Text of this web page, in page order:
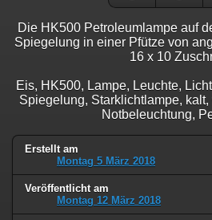
Die HK500 Petroleumlampe auf
Spiegelung in einer Pfütze von
16 x 10
Eis, HK500, Lampe, Leuchte,
Spiegelung, Starklichtlampe,
Notbeleuchtung,
Erstellt am
Montag 5 März 2018
Veröffentlicht am
Montag 12 März 2018